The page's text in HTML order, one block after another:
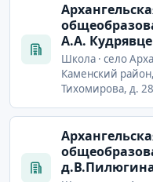
А.А.
Школа · село
Каменский
Тихомирова, д. 28